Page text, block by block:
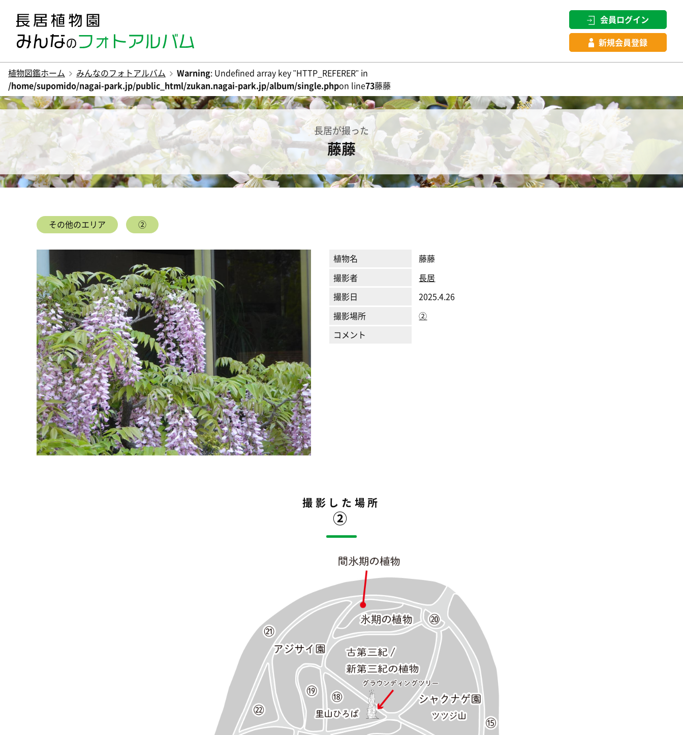
会員ログイン
新規会員登録
植物図鑑ホーム みんなのフォトアルバム Warning: Undefined array key "HTTP_REFERER" in
/home/supomido/nagai-park.jp/public_html/zukan.nagai-park.jp/album/single.phpon line73藤藤
長居が撮った
藤藤
その他のエリア ②
植物名
藤藤
撮影者
長居
撮影日
2025.4.26
撮影場所
②
コメント
撮影した場所
②